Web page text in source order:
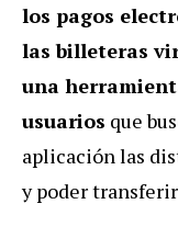
los pagos
las billeteras
una
usuarios que
aplicación las
y poder